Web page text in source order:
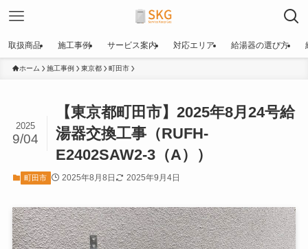
取扱商品 施工事例 サービス案内 対応エリア 給湯器の選び方
ホーム 施工事例 東京都 町田市
【東京都町田市】2025年8月24号給
湯器交換工事（RUFH-
E2402SAW2-3（A））
2025
9/04
町田市 2025年8月8日 2025年9月4日